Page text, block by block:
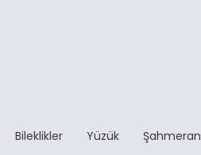
Bileklikler Yüzük Şahmeran